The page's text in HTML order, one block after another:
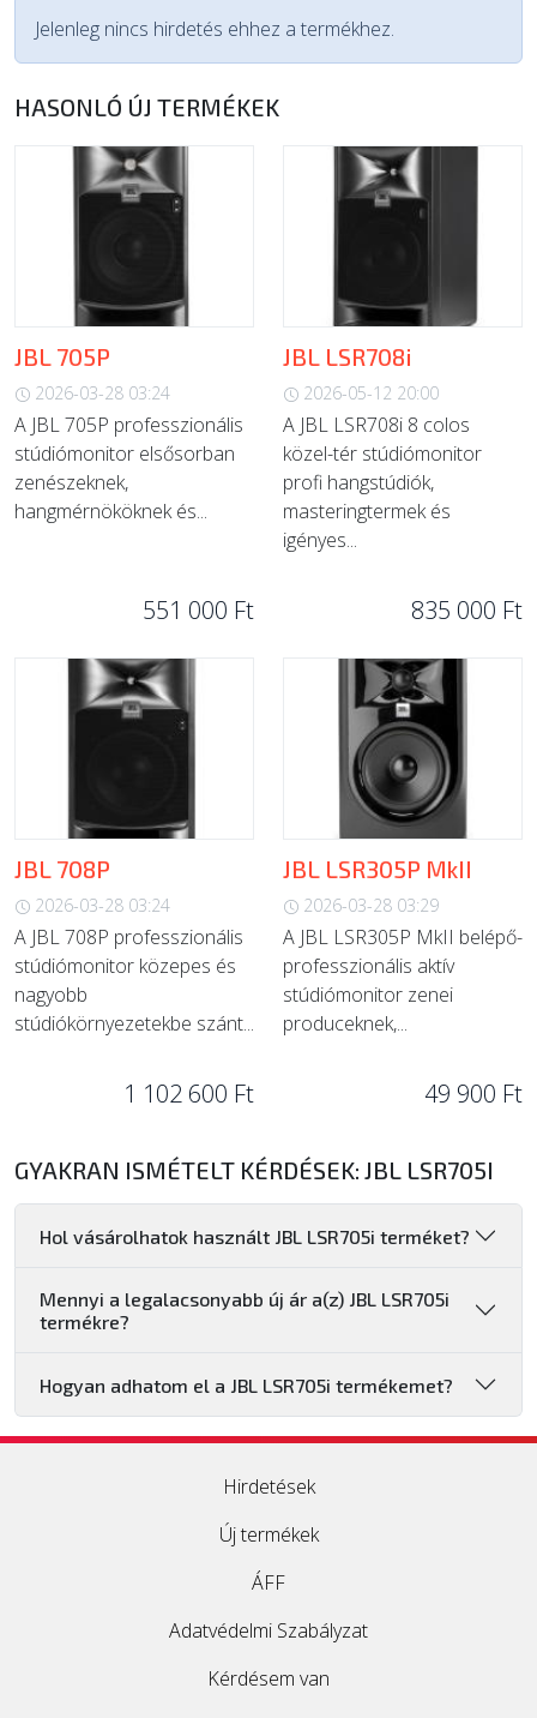
Jelenleg nincs hirdetés ehhez a termékhez.
HASONLÓ ÚJ TERMÉKEK
JBL 705P
2026-03-28 03:24
A JBL 705P professzionális
stúdiómonitor elsősorban
zenészeknek,
hangmérnököknek és...
551 000 Ft
JBL LSR708i
2026-05-12 20:00
A JBL LSR708i 8 colos
közel-tér stúdiómonitor
profi hangstúdiók,
masteringtermek és
igényes...
835 000 Ft
JBL 708P
2026-03-28 03:24
A JBL 708P professzionális
stúdiómonitor közepes és
nagyobb
stúdiókörnyezetekbe szánt...
1 102 600 Ft
JBL LSR305P MkII
2026-03-28 03:29
A JBL LSR305P MkII belépő-
professzionális aktív
stúdiómonitor zenei
produceknek,...
49 900 Ft
GYAKRAN ISMÉTELT KÉRDÉSEK: JBL LSR705I
Hol vásárolhatok használt JBL LSR705i terméket?
Mennyi a legalacsonyabb új ár a(z) JBL LSR705i
termékre?
Hogyan adhatom el a JBL LSR705i termékemet?
Hirdetések
Új termékek
ÁFF
Adatvédelmi Szabályzat
Kérdésem van